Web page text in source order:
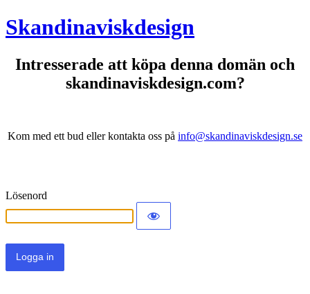
Skandinaviskdesign
Intresserade att köpa denna domän och
skandinaviskdesign.com?
Kom med ett bud eller kontakta oss på info@skandinaviskdesign.se
Lösenord